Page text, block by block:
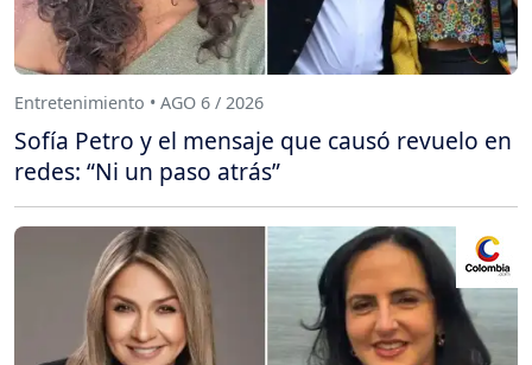
Entretenimiento • AGO 6 / 2026
Sofía Petro y el mensaje que causó revuelo en
redes: “Ni un paso atrás”